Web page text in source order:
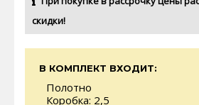
скидки!
В КОМПЛЕКТ ВХОДИТ:
Полотно
Коробка: 2,5